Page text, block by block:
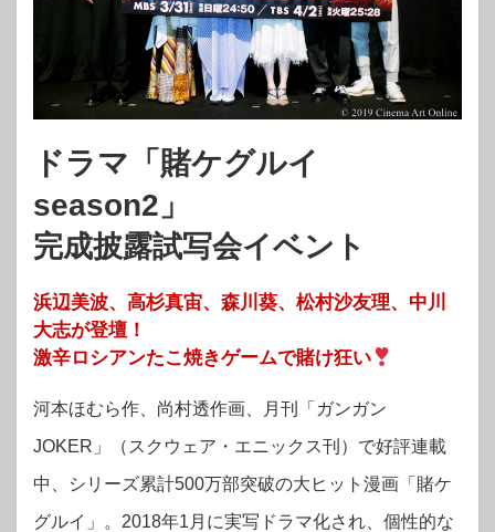
ドラマ「賭ケグルイ
season2」
完成披露試写会イベント
浜辺美波、高杉真宙、森川葵、松村沙友理、中川
大志が登壇！
激辛ロシアンたこ焼きゲームで賭け狂い
河本ほむら作、尚村透作画、月刊「ガンガン
JOKER」（スクウェア・エニックス刊）で好評連載
中、シリーズ累計500万部突破の大ヒット漫画「賭ケ
グルイ」。2018年1月に実写ドラマ化され、個性的な